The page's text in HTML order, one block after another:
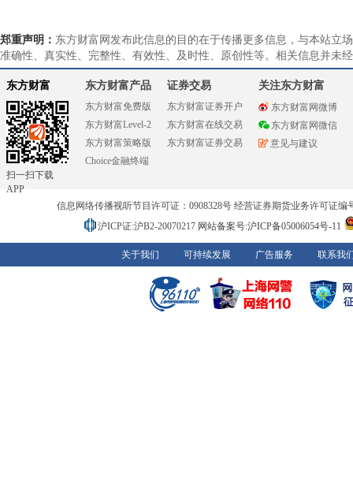
郑重声明： 东方财富网发布此信息的目的在于传播更多信息，与本站立
准确性、真实性、完整性、有效性、及时性、原创性等。相关信息并未
东方财富
扫一扫下载
APP
东方财富产品
东方财富免费版
东方财富Level-2
东方财富策略版
Choice金融终端
证券交易
东方财富证券开户
东方财富在线交易
东方财富证券交易
关注东方财富
东方财富网微博
东方财富网微信
意见与建议
信息网络传播视听节目许可证：0908328号 经营证券期货业务许可证编
沪ICP证:沪B2-20070217 网站备案号:沪ICP备05006054号-11
关于我们 可持续发展 广告服务 联系我